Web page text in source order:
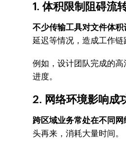
1. 体积限制阻碍流
不少传输工具对文件体积
延迟等情况，造成工作链
例如，设计团队完成的
进度。
2. 网络环境影响成
跨区域业务常处在不同
头再来，消耗大量时间。